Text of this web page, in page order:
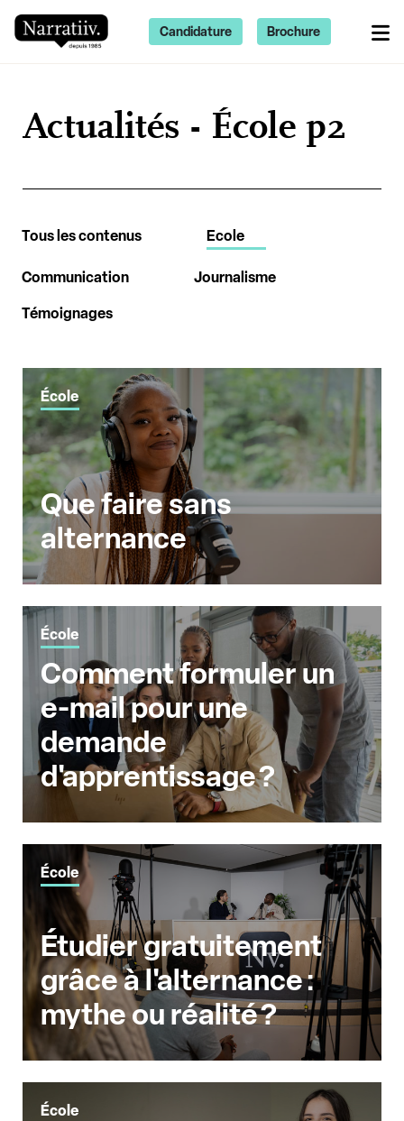
Actualités - École p2
Tous les contenus Ecole
Communication Journalisme
Témoignages
École
Que faire sans
alternance
École
Comment formuler un
e-mail pour une
demande
d'apprentissage ?
École
Étudier gratuitement
grâce à l'alternance :
mythe ou réalité ?
École
Candidature Brochure